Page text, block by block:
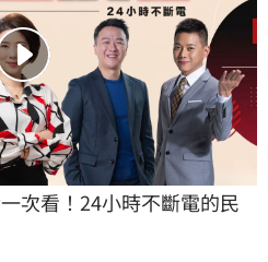
次看！24小時不斷電的民